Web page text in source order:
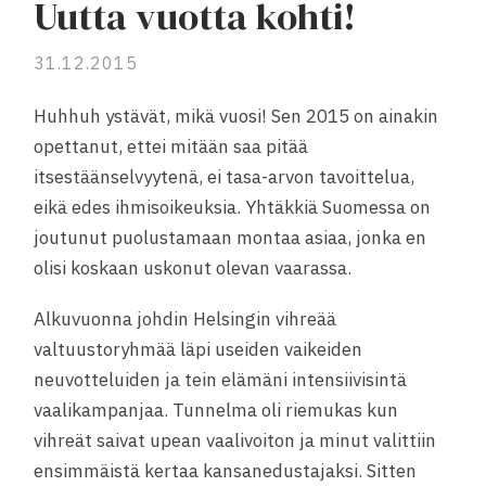
Uutta vuotta kohti!
31.12.2015
Huhhuh ystävät, mikä vuosi! Sen 2015 on ainakin
opettanut, ettei mitään saa pitää
itsestäänselvyytenä, ei tasa-arvon tavoittelua,
eikä edes ihmisoikeuksia. Yhtäkkiä Suomessa on
joutunut puolustamaan montaa asiaa, jonka en
olisi koskaan uskonut olevan vaarassa.
Alkuvuonna johdin Helsingin vihreää
valtuustoryhmää läpi useiden vaikeiden
neuvotteluiden ja tein elämäni intensiivisintä
vaalikampanjaa. Tunnelma oli riemukas kun
vihreät saivat upean vaalivoiton ja minut valittiin
ensimmäistä kertaa kansanedustajaksi. Sitten